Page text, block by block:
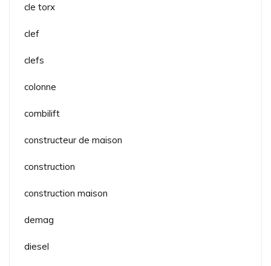
cle torx
clef
clefs
colonne
combilift
constructeur de maison
construction
construction maison
demag
diesel